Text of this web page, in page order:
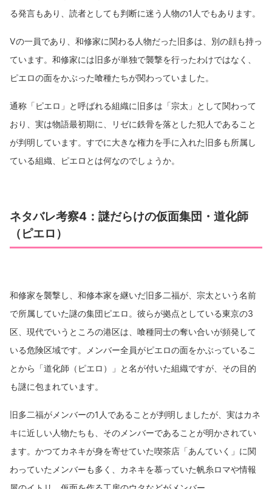
る発言もあり、読者としても判断に迷う人物の1人でもあります。
Vの一員であり、和修家に関わる人物だった旧多は、別の顔も持っ
ています。和修家には旧多が単独で襲撃を行ったわけではなく、
ピエロの面をかぶった喰種たちが関わっていました。
通称「ピエロ」と呼ばれる組織に旧多は「宗太」として関わって
おり、実は物語最初期に、リゼに鉄骨を落とした犯人であること
が判明しています。すでに大きな権力を手に入れた旧多も所属し
ている組織、ピエロとは何なのでしょうか。
ネタバレ考察4：謎だらけの仮面集団・道化師
（ピエロ）
和修家を襲撃し、和修本家を継いだ旧多二福が、宗太という名前
で所属していた謎の集団ピエロ。彼らが拠点としている東京の3
区、現代でいうところの港区は、喰種同士の奪い合いが頻発して
いる危険区域です。メンバー全員がピエロの面をかぶっているこ
とから「道化師（ピエロ）」と名が付いた組織ですが、その目的
も謎に包まれています。
旧多二福がメンバーの1人であることが判明しましたが、実はカネ
キに近しい人物たちも、そのメンバーであることが明かされてい
ます。かつてカネキが身を寄せていた喫茶店「あんていく」に関
わっていたメンバーも多く、カネキを慕っていた帆糸ロマや情報